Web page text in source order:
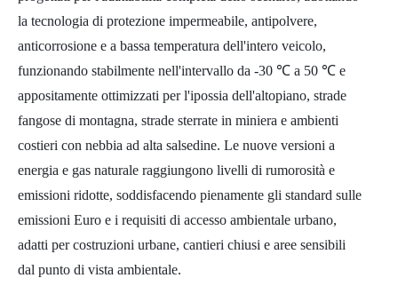
la tecnologia di protezione impermeabile, antipolvere,
anticorrosione e a bassa temperatura dell'intero veicolo,
funzionando stabilmente nell'intervallo da -30 ℃ a 50 ℃ e
appositamente ottimizzati per l'ipossia dell'altopiano, strade
fangose ​​di montagna, strade sterrate in miniera e ambienti
costieri con nebbia ad alta salsedine. Le nuove versioni a
energia e gas naturale raggiungono livelli di rumorosità e
emissioni ridotte, soddisfacendo pienamente gli standard sulle
emissioni Euro e i requisiti di accesso ambientale urbano,
adatti per costruzioni urbane, cantieri chiusi e aree sensibili
dal punto di vista ambientale.